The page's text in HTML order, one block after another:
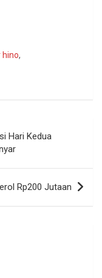
hino,
Hari Kedua
Rp200 Jutaan